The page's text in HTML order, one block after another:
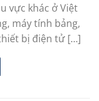
vực khác ở Việt
máy tính bảng,
bị điện tử […]